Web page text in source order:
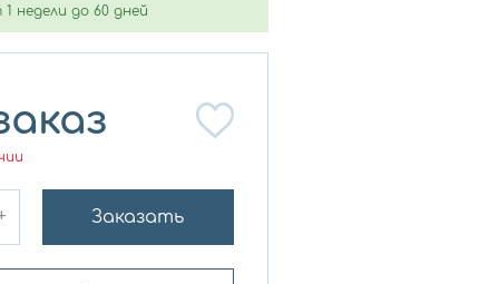
недели до 60 дней
Заказать